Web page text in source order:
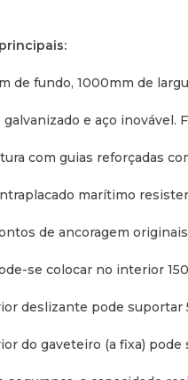
de fundo, 1000mm de
e aço inovável.
com guias reforçadas
marítimo
de ancoragem
se colocar no interior
deslizante pode suportar
do gaveteiro (a fixa) pode